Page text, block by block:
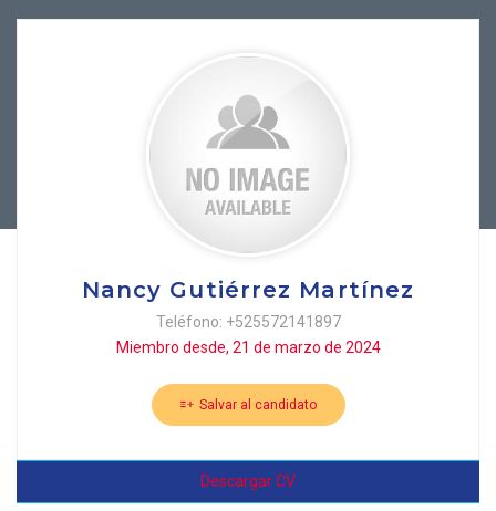
Nancy Gutiérrez Martínez
Teléfono: +525572141897
Miembro desde, 21 de marzo de 2024
Salvar al candidato
Descargar CV